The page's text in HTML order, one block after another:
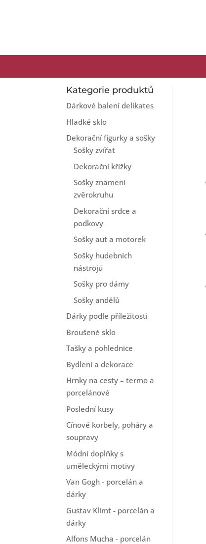
Kategorie produktů
Dárkové balení delikates
Hladké sklo
Dekorační figurky a sošky
Sošky zvířat
Dekorační křížky
Sošky znamení
zvěrokruhu
Dekorační srdce a
podkovy
Sošky aut a motorek
Sošky hudebních
nástrojů
Sošky pro dámy
Sošky andělů
Dárky podle příležitosti
Broušené sklo
Tašky a pohlednice
Bydlení a dekorace
Hrnky na cesty – termo a
porcelánové
Poslední kusy
Cínové korbely, poháry a
soupravy
Módní doplňky s
uměleckými motivy
Van Gogh - porcelán a
dárky
Gustav Klimt - porcelán a
dárky
Alfons Mucha - porcelán